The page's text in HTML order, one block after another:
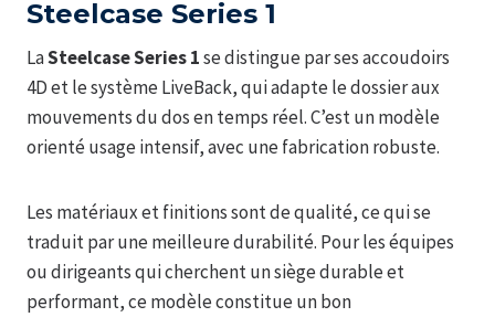
Steelcase Series 1
LaSteelcase Series 1se distingue par ses accoudoirs
4D et le système LiveBack, qui adapte le dossier aux
mouvements du dos en temps réel. C’est un modèle
orienté usage intensif, avec une fabrication robuste.
Les matériaux et finitions sont de qualité, ce qui se
traduit par une meilleure durabilité. Pour les équipes
ou dirigeants qui cherchent un siège durable et
performant, ce modèle constitue un bon